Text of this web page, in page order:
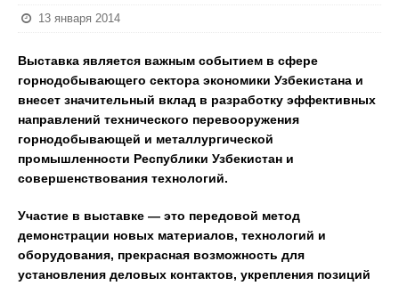
13 января 2014
Выставка является важным событием в сфере
горнодобывающего сектора экономики Узбекистана и
внесет значительный вклад в разработку эффективных
направлений технического перевооружения
горнодобывающей и металлургической
промышленности Республики Узбекистан и
совершенствования технологий.
Участие в выставке — это передовой метод
демонстрации новых материалов, технологий и
оборудования, прекрасная возможность для
установления деловых контактов, укрепления позиций